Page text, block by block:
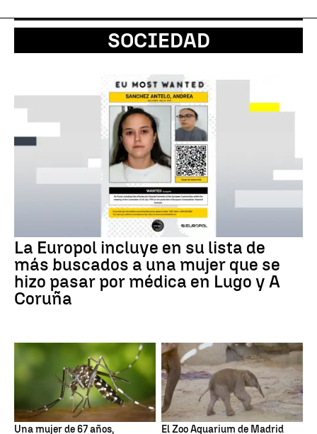
SOCIEDAD
La Europol incluye en su lista de
más buscados a una mujer que se
hizo pasar por médica en Lugo y A
Coruña
Una mujer de 67 años, El Zoo Aquarium de Madrid